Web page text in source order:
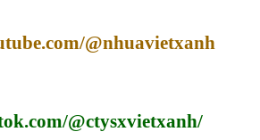
@nhuavietxanh
@ctysxvietxanh/